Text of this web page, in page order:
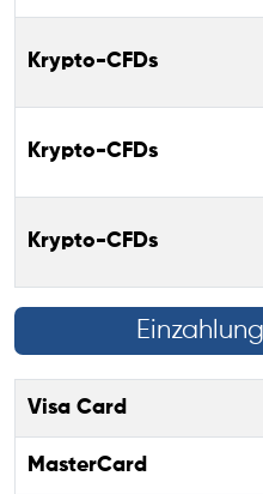
Krypto-CFDs
Krypto-CFDs
Krypto-CFDs
Visa Card
MasterCard